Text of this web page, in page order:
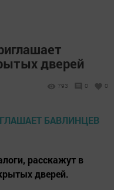
дверей
793 0 0
расскажут в
дверей.